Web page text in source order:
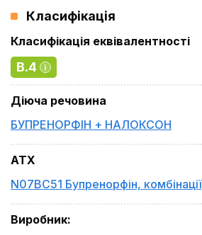
Класифікація
Класифікація еквівалентності
B.4
Діюча речовина
БУПРЕНОРФІН + НАЛОКСОН
ATX
N07BC51 Бупренорфін, комбінації
Виробник: